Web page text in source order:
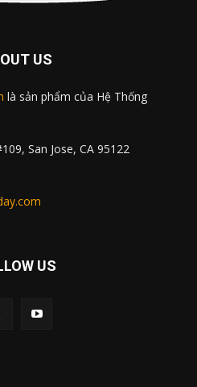
US
là sản phẩm của Hệ Thống
San Jose, CA 95122
US